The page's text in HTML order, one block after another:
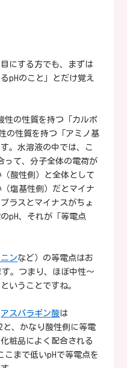
にする方でも、まずは
pHのこと」とだけ覚え
性の性質を持つ「カルボ
の性質を持つ「アミノ基
。水溶液の中では、こ
って、分子全体の電荷が
酸性側）と全体として
塩基性側）だとマイナ
ラスとマイナスがちょ
pH、それが「等電点
ンなど）の等電点はお
。つまり、ほぼ中性〜
いうことですね。
アスパラギン酸は
と、かなり酸性側に等電
粧品によく配合される
こまで低いpHで等電点を